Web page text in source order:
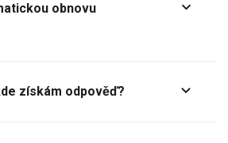
obnovu
získám odpověď?